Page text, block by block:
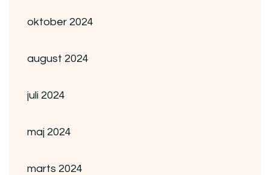
oktober 2024
august 2024
juli 2024
maj 2024
marts 2024